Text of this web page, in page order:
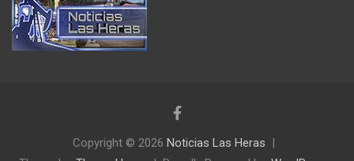
Copyright © 2026 Noticias Las Heras